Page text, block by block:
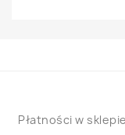
Płatności w sklepie